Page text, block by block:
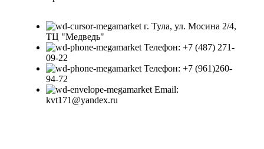
г. Тула, ул. Мосина 2/4,
ТЦ "Медведь"
Телефон: +7 (487) 271-
09-22
Телефон: +7 (961)260-
94-72
Email:
kvt171@yandex.ru